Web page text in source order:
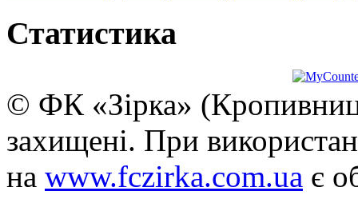
Статистика
© ФК «Зірка»
захищені. При
на www.fczirka.com.ua є